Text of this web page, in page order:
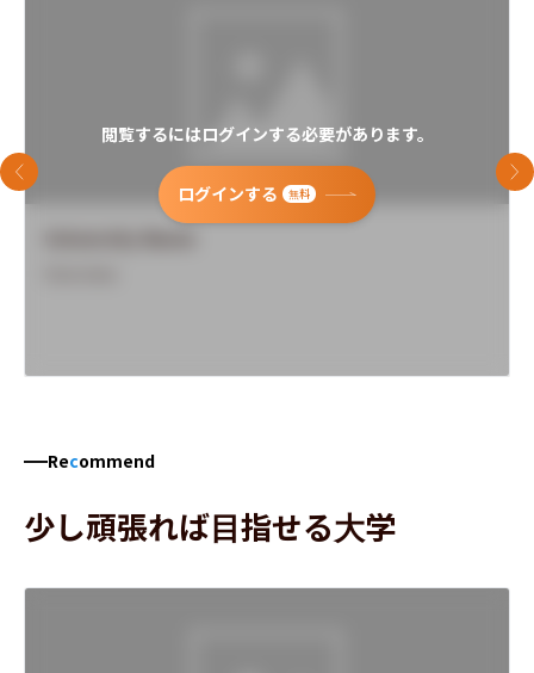
閲覧するにはログインする必要があります。
ログインする 無料
前のスライド 次
Recommend
少し頑張れば目指せる大学